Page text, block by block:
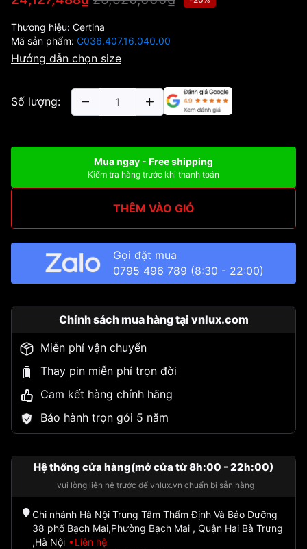
Thương hiệu: Certina
Mã sản phẩm: C036.407.16.040.00
Hướng dẫn chọn size
Số lượng:
Mua ngay - Free shipping
Kiểm tra hàng trước khi thanh toán
THÊM VÀO GIỎ
Gọi đặt mua
0795 496 789 (8:30 - 22:00)
Chính sách mua hàng tại vnlux.com
Miễn phí vận chuyển
Thay pin miễn phí trọn đời
Cam kết hàng chính hãng
Bảo hành trọn gói 5 năm
Hệ thống cửa hàng(mở cửa từ 8h:00 - 22h:00)
vui lòng liên hệ trước để vnlux.vn chuẩn bị sẵn hàng
Chi nhánh Hà Nội Trung Tâm Thẩm Định Và Bảo Dưỡng
38 phố Bạch Mai,Phường Bạch Mai , Quận Hai Bà Trưng
,Hà Nội
Liên hệ